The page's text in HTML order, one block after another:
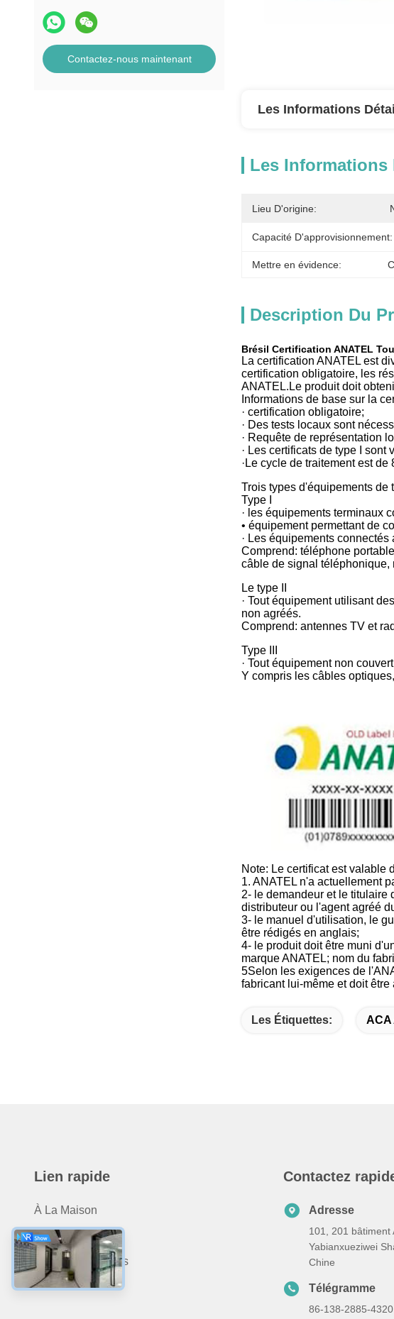
Contactez-nous maintenant
Les Informations
Les Informations
Lieu D'origine:
Capacité D'approvisionnement:
Mettre en évidence:
Description Du
Brésil Certification ANATEL
La certification ANATEL est
certification obligatoire, les
ANATEL.Le produit doit
Informations de base sur la
· certification obligatoire;
· Des tests locaux sont
· Requête de représentation
· Les certificats de type I
·Le cycle de traitement est de
Trois types d'équipements de
Type I
· les équipements terminaux
• équipement permettant de
· Les équipements
Comprend: téléphone
câble de signal téléphonique,
Le type II
· Tout équipement utilisant
non agréés.
Comprend: antennes TV et
Type III
· Tout équipement non
Y compris les câbles
Note: Le certificat est valable
1. ANATEL n'a actuellement
2- le demandeur et le titulaire
distributeur ou l'agent agréé
3- le manuel d'utilisation, le
être rédigés en anglais;
4- le produit doit être muni
marque ANATEL; nom du
5Selon les exigences de
fabricant lui-même et doit
Les Étiquettes: ACA
Lien rapide
À La Maison
Produits
À Propos De Nous
Nous Contacter
Contactez
Adresse
101, 201 bâtiment
Yabianxueziwei
Chine
Télégramme
86-138-2885-4320